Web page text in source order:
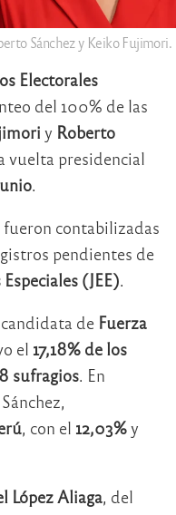
Sánchez y Keiko Fujimori.
Electorales
del 100% de las
y Roberto
vuelta presidencial
.
contabilizadas
pendientes de
(JEE).
de Fuerza
el 17,18% de los
sufragios. En
, con el 12,03%y
López Aliaga, del